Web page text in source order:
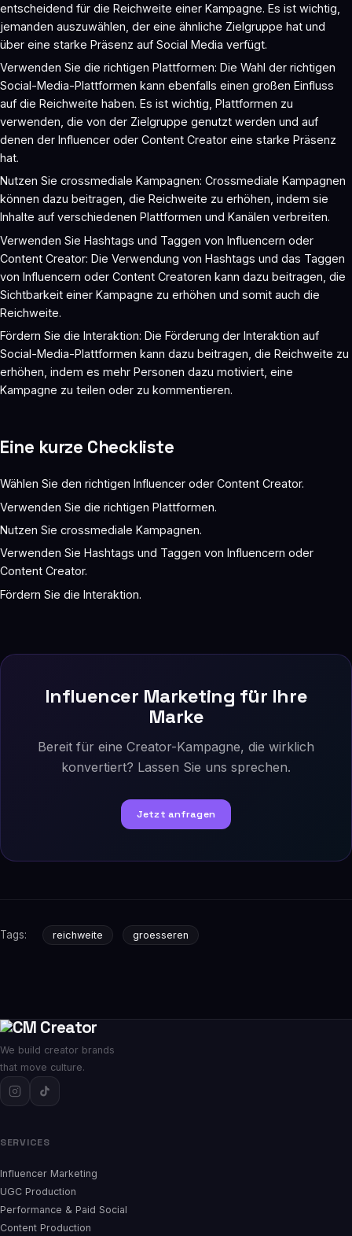
entscheidend für die Reichweite einer Kampagne. Es ist wichtig,
jemanden auszuwählen, der eine ähnliche Zielgruppe hat und
über eine starke Präsenz auf Social Media verfügt.
Verwenden Sie die richtigen Plattformen: Die Wahl der richtigen
Social-Media-Plattformen kann ebenfalls einen großen Einfluss
auf die Reichweite haben. Es ist wichtig, Plattformen zu
verwenden, die von der Zielgruppe genutzt werden und auf
denen der Influencer oder Content Creator eine starke Präsenz
hat.
Nutzen Sie crossmediale Kampagnen: Crossmediale Kampagnen
können dazu beitragen, die Reichweite zu erhöhen, indem sie
Inhalte auf verschiedenen Plattformen und Kanälen verbreiten.
Verwenden Sie Hashtags und Taggen von Influencern oder
Content Creator: Die Verwendung von Hashtags und das Taggen
von Influencern oder Content Creatoren kann dazu beitragen, die
Sichtbarkeit einer Kampagne zu erhöhen und somit auch die
Reichweite.
Fördern Sie die Interaktion: Die Förderung der Interaktion auf
Social-Media-Plattformen kann dazu beitragen, die Reichweite zu
erhöhen, indem es mehr Personen dazu motiviert, eine
Kampagne zu teilen oder zu kommentieren.
Eine kurze Checkliste
Wählen Sie den richtigen Influencer oder Content Creator.
Verwenden Sie die richtigen Plattformen.
Nutzen Sie crossmediale Kampagnen.
Verwenden Sie Hashtags und Taggen von Influencern oder
Content Creator.
Fördern Sie die Interaktion.
Influencer Marketing für Ihre
Marke
Bereit für eine Creator-Kampagne, die wirklich
konvertiert? Lassen Sie uns sprechen.
Jetzt anfragen
Tags: reichweite groesseren
We build creator brands
that move culture.
SERVICES
Influencer Marketing
UGC Production
Performance & Paid Social
Content Production